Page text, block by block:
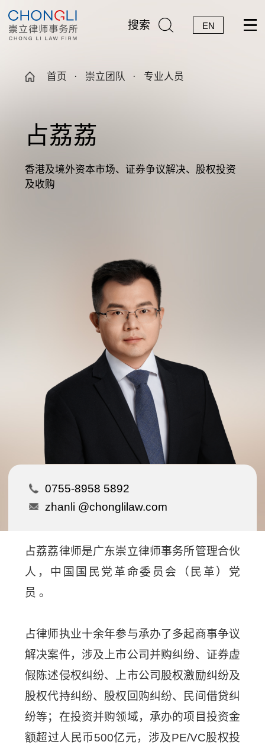
搜索 EN
首页 · 崇立团队 · 专业人员
占荔荔
香港及境外资本市场、证券争议解决、股权投资
及收购
0755-8958 5892
zhanli @chonglilaw.com
占荔荔律师是广东崇立律师事务所管理合伙
人，中国国民党革命委员会（民革）党
员 。
占律师执业十余年参与承办了多起商事争议
解决案件，涉及上市公司并购纠纷、证券虚
假陈述侵权纠纷、上市公司股权激励纠纷及
股权代持纠纷、股权回购纠纷、民间借贷纠
纷等；在投资并购领域，承办的项目投资金
额超过人民币500亿元，涉及PE/VC股权投